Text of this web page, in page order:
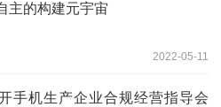
主的构建元宇宙
2022-05-11
手机生产企业合规经营指导会